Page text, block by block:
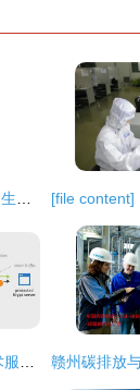
分子生物学甄选产品盛宴 生工生物助力生命科学研究
美国Krypt服务器CDN技术服务详解